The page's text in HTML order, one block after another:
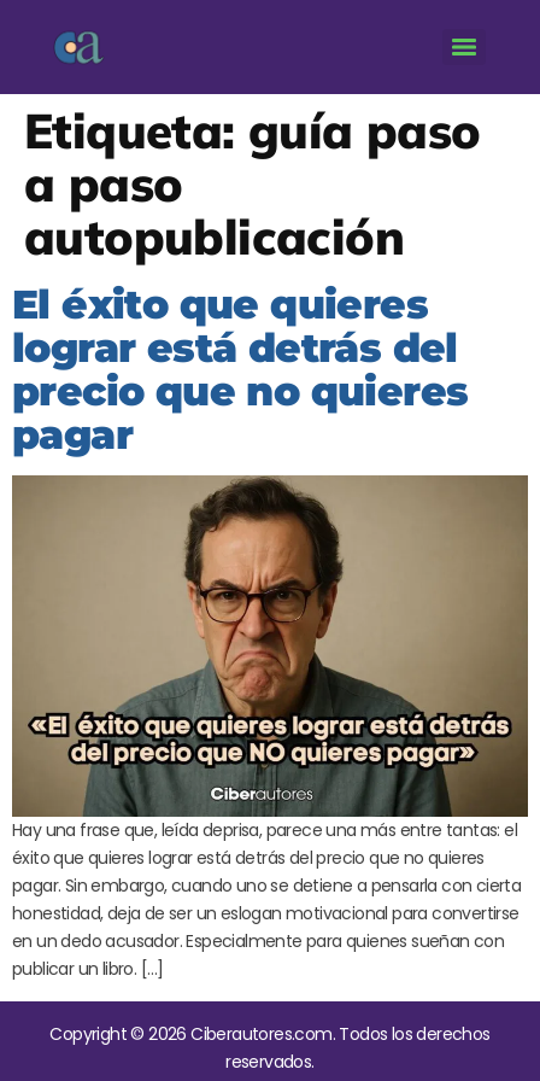
Etiqueta: guía paso
a paso
autopublicación
El éxito que quieres
lograr está detrás del
precio que no quieres
pagar
Hay una frase que, leída deprisa, parece una más entre tantas: el
éxito que quieres lograr está detrás del precio que no quieres
pagar. Sin embargo, cuando uno se detiene a pensarla con cierta
honestidad, deja de ser un eslogan motivacional para convertirse
en un dedo acusador. Especialmente para quienes sueñan con
publicar un libro. […]
Copyright © 2026 Ciberautores.com. Todos los derechos
reservados.